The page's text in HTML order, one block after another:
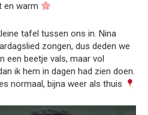
en warm
tafel tussen ons in. Nina
zongen, dus deden we
een beetje vals, maar vol
ik hem in dagen had zien doen.
normaal, bijna weer als thuis